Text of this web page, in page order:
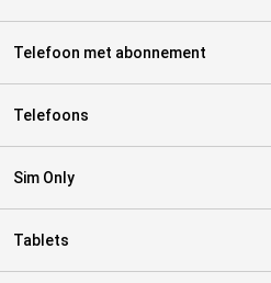
Telefoon met abonnement
Telefoons
Sim Only
Tablets